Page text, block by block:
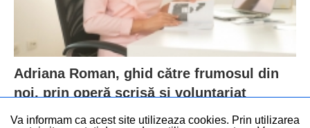
Adriana Roman, ghid către frumosul din
noi, prin operă scrisă și voluntariat
Va informam ca acest site utilizeaza cookies. Prin utilizarea